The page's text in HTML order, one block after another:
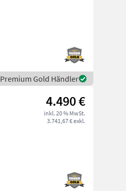
Premium Gold Händler
4.490 €
inkl. 20 % MwSt.
3.741,67 € exkl.